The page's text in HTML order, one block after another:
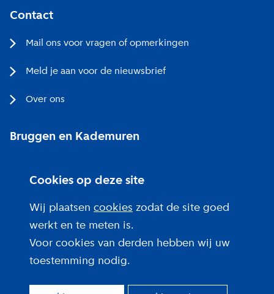
Cookies op deze site
Wij plaatsen cookies zodat de site goed
werkt en te meten is.
Voor cookies van derden hebben wij uw
toestemming nodig.
Contact
Mail ons voor vragen of opmerkingen
Meld je aan voor de nieuwsbrief
Over ons
Bruggen en Kademuren